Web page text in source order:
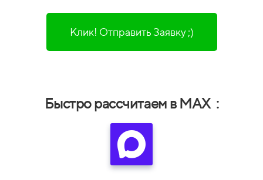
Клик! Отправить Заявку ;)
Быстро рассчитаем в MAX :